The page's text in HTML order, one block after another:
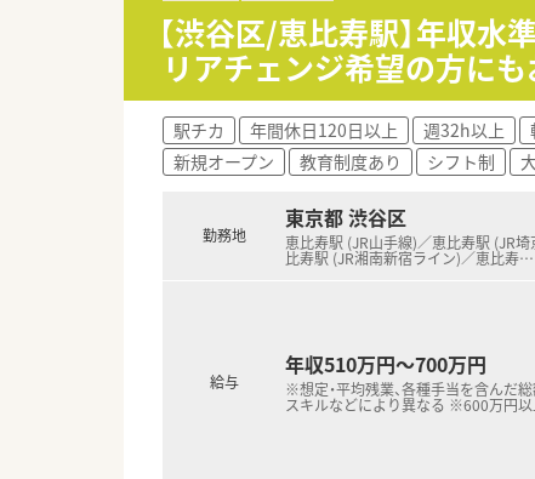
＜こんな環境です＞
■社員の8割が女性のため、女
活躍できる企業です。
■会社のカラーとしてチーム全
ポートしながら治験を進めて
【渋谷区/恵比寿駅】年収
リアチェンジ希望の方に
駅チカ 年間休日120日以上 週32h以上
新規オープン
教育制度あり シフト制
勤務地
東京都 渋谷区
恵比寿駅 (JR山手線)／恵比寿駅 (JR埼
比寿駅 (JR湘南新宿ライン)／恵比寿…
給与
年収510万円～700万円
※想定・平均残業、各種手当を含んだ
スキルなどにより異なる ※600万円